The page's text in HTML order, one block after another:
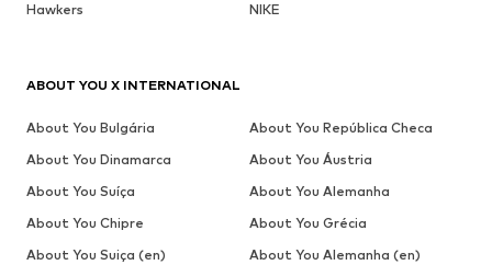
Hawkers
NIKE
ABOUT YOU X INTERNATIONAL
About You Bulgária
About You República Checa
About You Dinamarca
About You Áustria
About You Suíça
About You Alemanha
About You Chipre
About You Grécia
About You Suiça (en)
About You Alemanha (en)